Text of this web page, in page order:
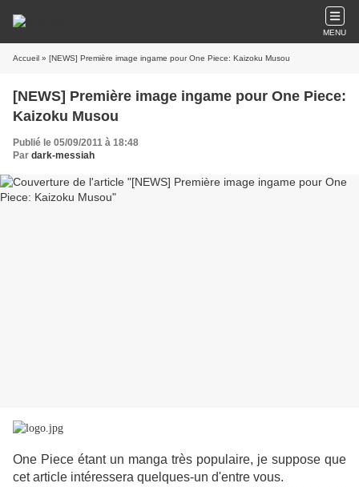
MENU
Accueil » [NEWS] Première image ingame pour One Piece: Kaizoku Musou
[NEWS] Première image ingame pour One Piece:
Kaizoku Musou
Publié le 05/09/2011 à 18:48
Par dark-messiah
One Piece étant un manga très populaire, je suppose que
cet article intéressera quelques-un d'entre vous.